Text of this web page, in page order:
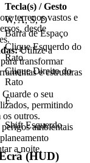
terrenos vastos e
desde
Utilize a
transformar
e estruturas
Guarde o seu
permitindo
outros.
ambientais
a noite.
Tecla(s) / Gesto
W, A, S, D
Barra de Espaço
Clique Esquerdo do
Rato
Clique Direito do
Rato
E
Shift Esquerdo
(HUD)